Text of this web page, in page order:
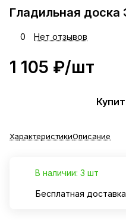
Гладильная
0 Нет отзывов
1 105 ₽/шт
ХарактеристикиОписание
В наличии: 3 шт
Бесплатная